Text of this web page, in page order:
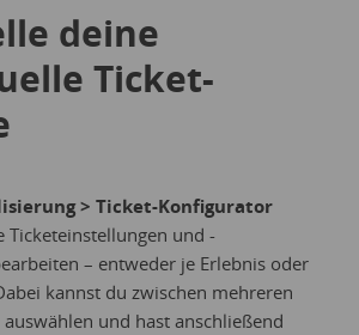
deine
Ticket-
> Ticket-Konfigurator
Ticketeinstellungen und -
– entweder je Erlebnis oder
kannst du zwischen mehreren
und hast anschließend